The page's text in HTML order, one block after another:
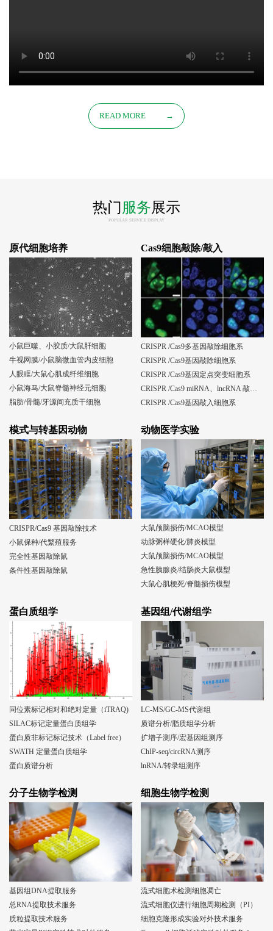
READ MORE →
热门服务展示
POPULAR SERVICE DISPLAY
原代细胞培养
小鼠巨噬、小胶质/大鼠肝细胞
牛视网膜/小鼠脑微血管内皮细胞
人眼眶/大鼠心肌成纤维细胞
小鼠海马/大鼠脊髓神经元细胞
脂肪/骨髓/牙源间充质干细胞
Cas9细胞敲除/敲入
CRISPR /Cas9多基因敲除细胞系
CRISPR /Cas9基因敲除细胞系
CRISPR /Cas9基因定点突变细胞系
CRISPR /Cas9基因敲入细胞系
模式与转基因动物
CRISPR/Cas9 基因敲除技术
小鼠保种/代繁殖服务
完全性基因敲除鼠
条件性基因敲除鼠
动物医学实验
大鼠颅脑损伤/MCAO模型
动脉粥样硬化/肺炎模型
大鼠颅脑损伤/MCAO模型
急性胰腺炎/结肠炎大鼠模型
大鼠心肌梗死/脊髓损伤模型
蛋白质组学
同位素标记相对和绝对定量（iTRAQ)
SILAC标记定量蛋白质组学
蛋白质非标记标记技术（Label free）
SWATH 定量蛋白质组学
蛋白质谱分析
基因组/代谢组学
LC-MS/GC-MS代谢组
质谱分析/脂质组学分析
扩增子测序/宏基因组测序
ChIP-seq/circRNA测序
lnRNA/转录组测序
分子生物学检测
基因组DNA提取服务
总RNA提取技术服务
质粒提取技术服务
细胞生物学检测
流式细胞术检测细胞凋亡
流式细胞仪进行细胞周期检测（PI）
细胞克隆形成实验对外技术服务